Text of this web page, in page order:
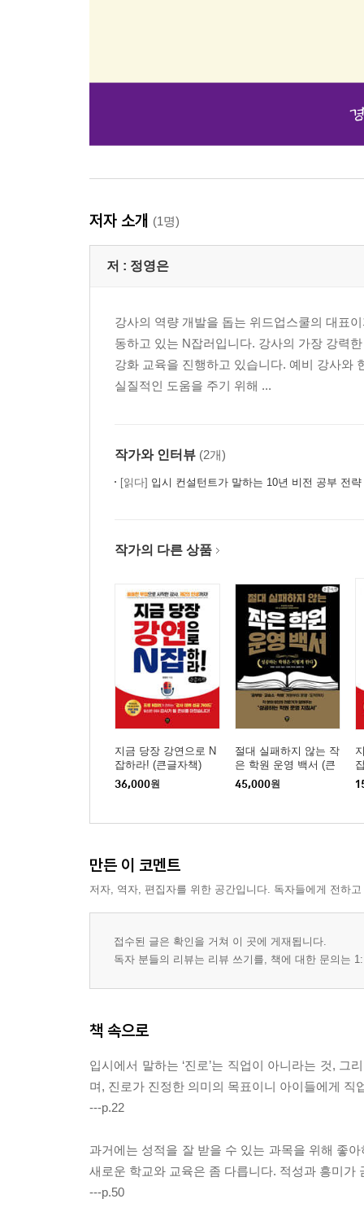
저자 소개 (1명)
저 : 정영은
강사의 역량 개발을 돕는 위드업스쿨의 대표
동하고 있는 N잡러입니다. 강사의 가장 강력
강화 교육을 진행하고 있습니다. 예비 강사와
실질적인 도움을 주기 위해 ...
작가와 인터뷰 (2개)
[읽다] 입시 컨설턴트가 말하는 10년 비전 공부 전략
작가의 다른 상품
지금 당장 강연으로 N
잡하라! (큰글자책)
36,000원
절대 실패하지 않는 작
은 학원 운영 백서 (큰
글자책)
45,000원
만든 이 코멘트
저자, 역자, 편집자를 위한 공간입니다. 독자들에게 전하
접수된 글은 확인을 거쳐 이 곳에 게재됩니다.
독자 분들의 리뷰는 리뷰 쓰기를, 책에 대한 문의는
책 속으로
입시에서 말하는 ‘진로’는 직업이 아니라는 것,
며, 진로가 진정한 의미의 목표이니 아이들에게
---p.22
과거에는 성적을 잘 받을 수 있는 과목을 위해 좋
새로운 학교와 교육은 좀 다릅니다. 적성과 흥미
---p.50